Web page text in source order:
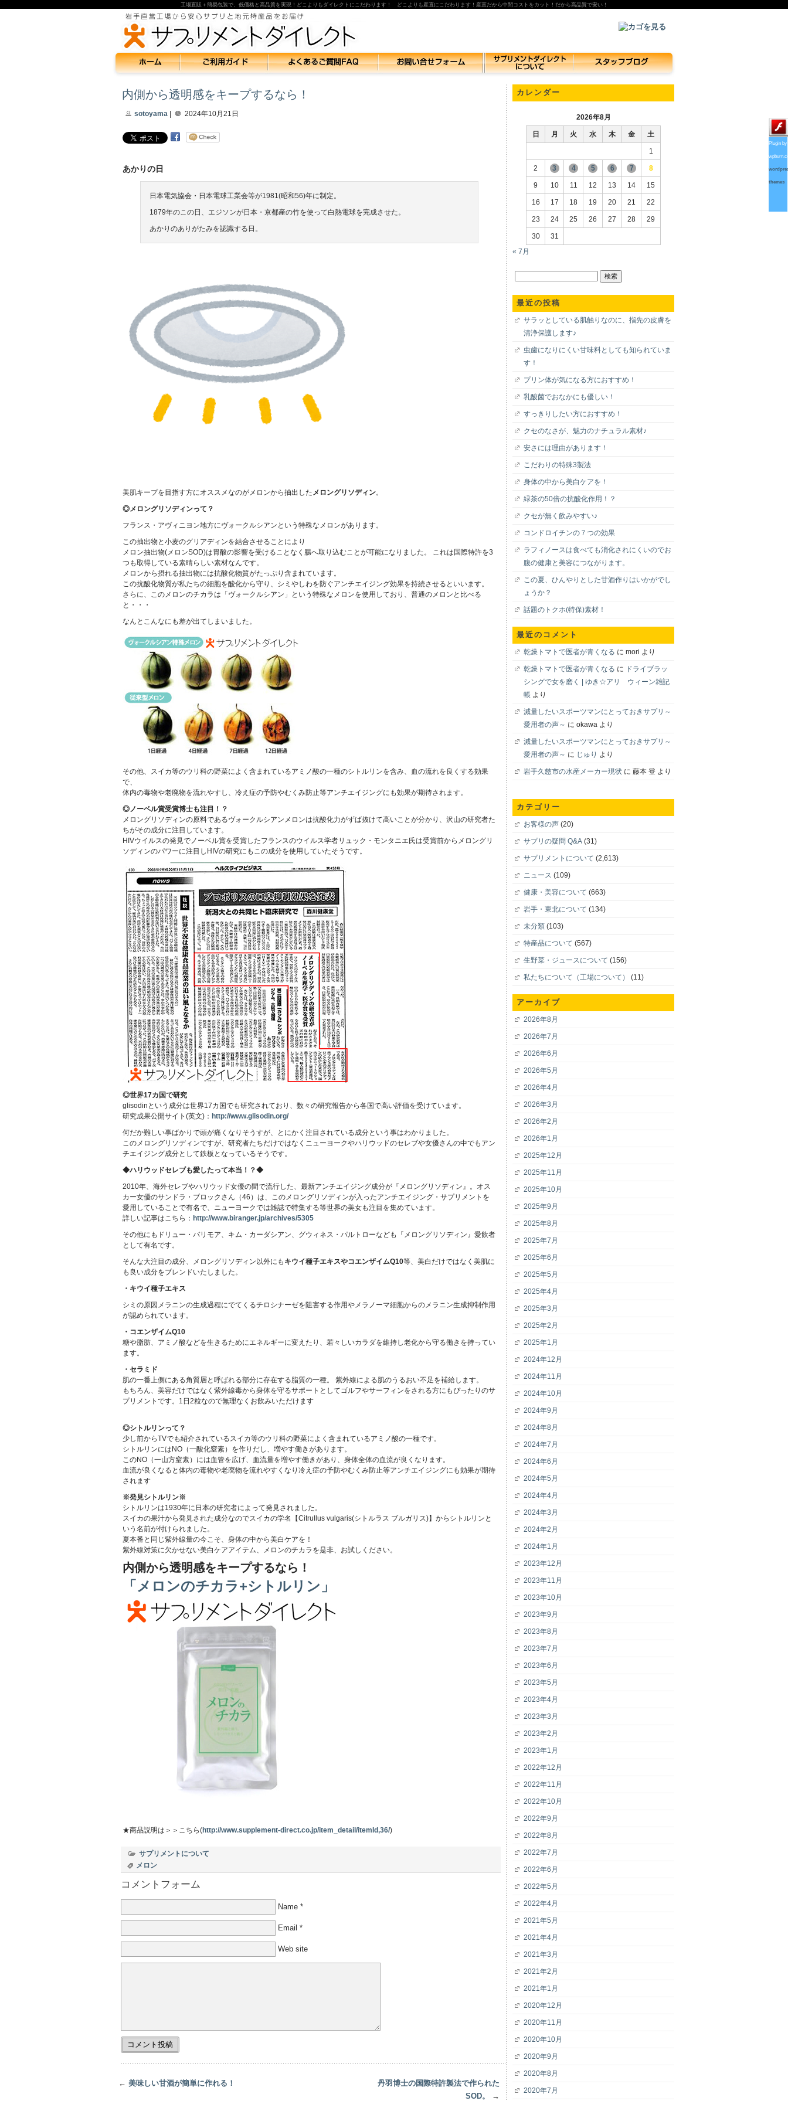
工場直販＋簡易包装で、低価格と高品質を実現！どこよりもダイレクトにこだわります！ どこよりも産直にこだわります！産直だから中間コストをカット！だから高品質で安い！
内側から透明感をキープするなら！
sotoyama 2024年10月21日
あかりの日
日本電気協会・日本電球工業会等が1981(昭和56)年に制定。
1879年のこの日、エジソンが日本・京都産の竹を使って白熱電球を完成させた。
あかりのありがたみを認識する日。
美肌キープを目指す方にオススメなのがメロンから抽出した メロングリソディン。
◎メロングリソディンって？
フランス・アヴィニヨン地方にヴォークルシアンという特殊なメロンがあります。
この抽出物と小麦のグリアディンを結合させることにより
メロン抽出物(メロンSOD)は胃酸の影響を受けることなく腸へ取り込むことが可能になりました。 これは国際特許を3
つも取得している素晴らしい素材なんです。
メロンから摂れる抽出物には抗酸化物質がたっぷり含まれています。
この抗酸化物質が私たちの細胞を酸化から守り、シミやしわを防ぐアンチエイジング効果を持続させるといいます。
さらに、このメロンのチカラは「ヴォークルシアン」という特殊なメロンを使用しており、普通のメロンと比べる
と・・・
なんとこんなにも差が出てしまいました。
その他、スイカ等のウリ科の野菜によく含まれているアミノ酸の一種のシトルリンを含み、血の流れを良くする効果
で、
体内の毒物や老廃物を流れやすし、冷え症の予防やむくみ防止等アンチエイジングにも効果が期待されます。
◎ノーベル賞受賞博士も注目！？
メロングリソディンの原料であるヴォークルシアンメロンは抗酸化力がずば抜けて高いことが分かり、沢山の研究者た
ちがその成分に注目しています。
HIVウイルスの発見でノーベル賞を受賞したフランスのウイルス学者リュック・モンタニエ氏は受賞前からメロングリ
ソディンのパワーに注目しHIVの研究にもこの成分を使用していたそうです。
◎世界17カ国で研究
glisodinという成分は世界17カ国でも研究されており、数々の研究報告から各国で高い評価を受けています。
研究成果公開サイト(英文)： http://www.glisodin.org/
何だか難しい事ばかりで頭が痛くなりそうすが、とにかく注目されている成分という事はわかりました。
このメロングリソディンですが、研究者たちだけではなくニューヨークやハリウッドのセレブや女優さんの中でもアン
チエイジング成分として鉄板となっているそうです。
◆ハリウッドセレブも愛したって本当！？◆
2010年、海外セレブやハリウッド女優の間で流行した、最新アンチエイジング成分が『メロングリソディン』。オス
カー女優のサンドラ・ブロックさん（46）は、このメロングリソディンが入ったアンチエイジング・サプリメントを
愛用していることで有名で、ニューヨークでは雑誌で特集する等世界の美女も注目を集めています。
詳しい記事はこちら： http://www.biranger.jp/archives/5305
その他にもドリュー・バリモア、キム・カーダシアン、グウィネス・パルトローなども『メロングリソディン』愛飲者
として有名です。
そんな大注目の成分、メロングリソディン以外にも キウイ種子エキスやコエンザイムQ10等、美白だけではなく美肌に
も良い成分をブレンドいたしました。
・キウイ種子エキス
シミの原因メラニンの生成過程にでてくるチロシナーゼを阻害する作用やメラノーマ細胞からのメラニン生成抑制作用
が認められています。
・コエンザイムQ10
糖や脂肪、アミノ酸などを生きるためにエネルギーに変えたり、若々しいカラダを維持し老化から守る働きを持ってい
ます。
・セラミド
肌の一番上側にある角質層と呼ばれる部分に存在する脂質の一種。 紫外線による肌のうるおい不足を補給します。
もちろん、美容だけではなく紫外線毒から身体を守るサポートとしてゴルフやサーフィンをされる方にもぴったりのサ
プリメントです。1日2粒なので無理なくお飲みいただけます
◎シトルリンって？
少し前からTVでも紹介されているスイカ等のウリ科の野菜によく含まれているアミノ酸の一種です。
シトルリンにはNO（一酸化窒素）を作りだし、増やす働きがあります。
このNO（一山方窒素）には血管を広げ、血流量を増やす働きがあり、身体全体の血流が良くなります。
血流が良くなると体内の毒物や老廃物を流れやすくなり冷え症の予防やむくみ防止等アンチエイジングにも効果が期待
されます
※発見シトルリン※
シトルリンは1930年に日本の研究者によって発見されました。
スイカの果汁から発見された成分なのでスイカの学名【Citrullus vulgaris(シトルラス ブルガリス)】からシトルリンと
いう名前が付けられました。
夏本番と同じ紫外線量の今こそ、身体の中から美白ケアを！
紫外線対策に欠かせない美白ケアアイテム、メロンのチカラを是非、お試しください。
内側から透明感をキープするなら！
「メロンのチカラ+シトルリン」
★商品説明は＞＞こちら(http://www.supplement-direct.co.jp/item_detail/itemId,36/)
サプリメントについて
メロン
コメントフォーム
Name *
Email *
Web site
← 美味しい甘酒が簡単に作れる！
丹羽博士の国際特許製法で作られた
SOD。
→
カレンダー
2026年8月
日 月 火 水 木 金 土
1
2 3 4 5 6 7 8
9 10 11 12 13 14 15
16 17 18 19 20 21 22
23 24 25 26 27 28 29
30
31
« 7月
最近の投稿
サラッとしている肌触りなのに、指先の皮膚を
清浄保護します♪
虫歯になりにくい甘味料としても知られていま
す！
プリン体が気になる方におすすめ！
乳酸菌でおなかにも優しい！
すっきりしたい方におすすめ！
クセのなさが、魅力のナチュラル素材♪
安さには理由があります！
こだわりの特殊3製法
身体の中から美白ケアを！
緑茶の50倍の抗酸化作用！？
クセが無く飲みやすい♪
コンドロイチンの７つの効果
ラフィノースは食べても消化されにくいのでお
腹の健康と美容につながります。
この夏、ひんやりとした甘酒作りはいかがでし
ょうか？
話題のトクホ(特保)素材！
最近のコメント
乾燥トマトで医者が青くなる に mori より
乾燥トマトで医者が青くなる に ドライブラッ
シングで女を磨く | ゆき☆アリ ウィーン雑記
帳 より
減量したいスポーツマンにとっておきサプリ～
愛用者の声～ に okawa より
減量したいスポーツマンにとっておきサプリ～
愛用者の声～ に じゅり より
岩手久慈市の水産メーカー現状 に 藤本 登 より
カテゴリー
お客様の声 (20)
サプリの疑問 Q&A (31)
サプリメントについて (2,613)
ニュース (109)
健康・美容について (663)
岩手・東北について (134)
未分類 (103)
特産品について (567)
生野菜・ジュースについて (156)
私たちについて（工場について） (11)
アーカイブ
2026年8月
2026年7月
2026年6月
2026年5月
2026年4月
2026年3月
2026年2月
2026年1月
2025年12月
2025年11月
2025年10月
2025年9月
2025年8月
2025年7月
2025年6月
2025年5月
2025年4月
2025年3月
2025年2月
2025年1月
2024年12月
2024年11月
2024年10月
2024年9月
2024年8月
2024年7月
2024年6月
2024年5月
2024年4月
2024年3月
2024年2月
2024年1月
2023年12月
2023年11月
2023年10月
2023年9月
2023年8月
2023年7月
2023年6月
2023年5月
2023年4月
2023年3月
2023年2月
2023年1月
2022年12月
2022年11月
2022年10月
2022年9月
2022年8月
2022年7月
2022年6月
2022年5月
2022年4月
2021年5月
2021年4月
2021年3月
2021年2月
2021年1月
2020年12月
2020年11月
2020年10月
2020年9月
2020年8月
2020年7月
Plugin by
themes